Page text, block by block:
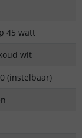
45 watt
wit
(instelbaar)